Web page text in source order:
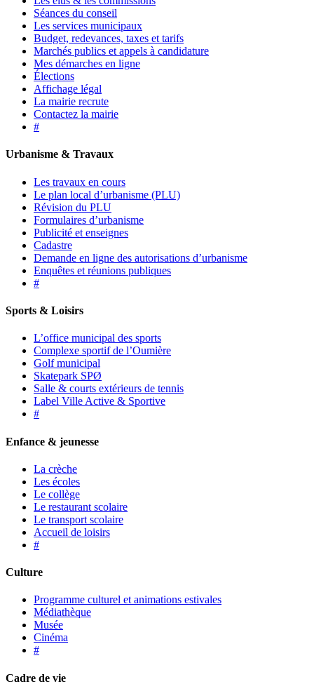
Séances du conseil
Les services municipaux
Budget, redevances, taxes et tarifs
Marchés publics et appels à candidature
Mes démarches en ligne
Élections
Affichage légal
La mairie recrute
Contactez la mairie
#
Urbanisme & Travaux
Les travaux en cours
Le plan local d’urbanisme (PLU)
Révision du PLU
Formulaires d’urbanisme
Publicité et enseignes
Cadastre
Demande en ligne des autorisations d’urbanisme
Enquêtes et réunions publiques
#
Sports & Loisirs
L’office municipal des sports
Complexe sportif de l’Oumière
Golf municipal
Skatepark SPØ
Salle & courts extérieurs de tennis
Label Ville Active & Sportive
#
Enfance & jeunesse
La crèche
Les écoles
Le collège
Le restaurant scolaire
Le transport scolaire
Accueil de loisirs
#
Culture
Programme culturel et animations estivales
Médiathèque
Musée
Cinéma
#
Cadre de vie